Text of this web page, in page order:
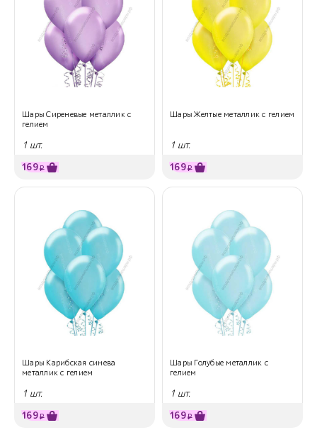
Шары Сиреневые металлик с
гелием
1 шт.
169₽
Шары Желтые металлик с гелием
1 шт.
169₽
Шары Карибская синева
металлик с гелием
1 шт.
169₽
Шары Голубые металлик с
гелием
1 шт.
169₽